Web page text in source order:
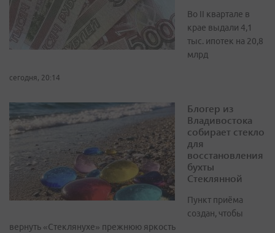
Во II квартале в
крае выдали 4,1
тыс. ипотек на 20,8
млрд
сегодня, 20:14
Блогер из
Владивостока
собирает стекло
для
восстановления
бухты
Стеклянной
Пункт приёма
создан, чтобы
вернуть «Стеклянухе» прежнюю яркость